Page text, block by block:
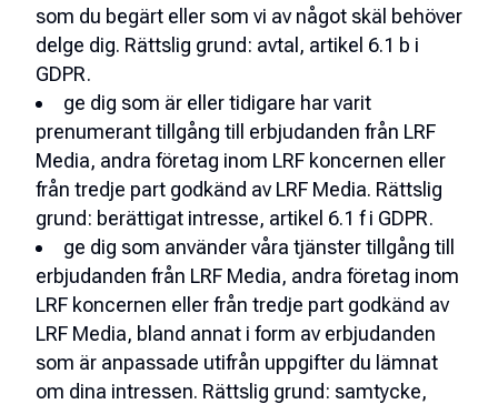
som du begärt eller som vi av något skäl behöver
delge dig. Rättslig grund: avtal, artikel 6.1 b i
GDPR.
ge dig som är eller tidigare har varit
prenumerant tillgång till erbjudanden från LRF
Media, andra företag inom LRF koncernen eller
från tredje part godkänd av LRF Media. Rättslig
grund: berättigat intresse, artikel 6.1 f i GDPR.
ge dig som använder våra tjänster tillgång till
erbjudanden från LRF Media, andra företag inom
LRF koncernen eller från tredje part godkänd av
LRF Media, bland annat i form av erbjudanden
som är anpassade utifrån uppgifter du lämnat
om dina intressen. Rättslig grund: samtycke,